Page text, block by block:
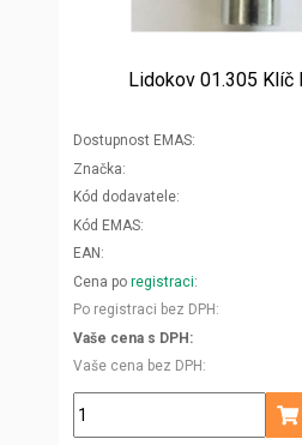
Lidokov 01.305 Klíč
Dostupnost EMAS
Značka
Kód dodavatele
Kód EMAS
EAN
Cena po registraci
Po registraci bez DPH
Vaše cena s DPH
Vaše cena bez DPH
ks